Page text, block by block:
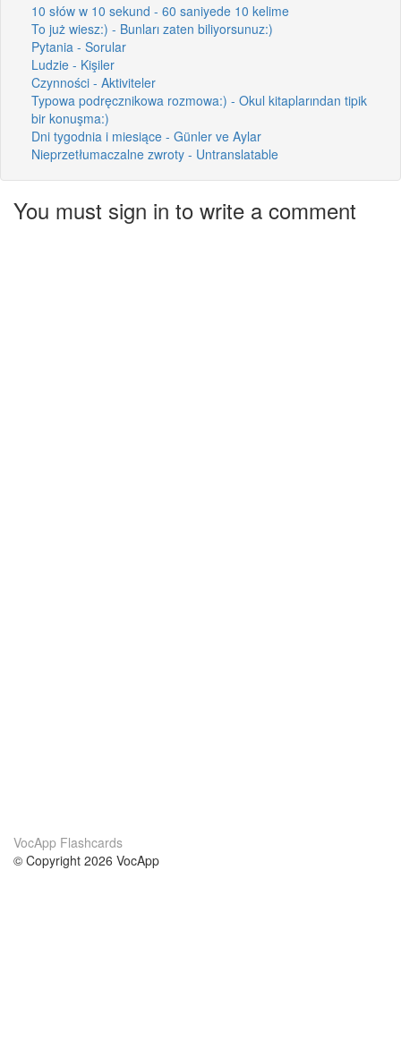
10 słów w 10 sekund - 60 saniyede 10 kelime
To już wiesz:) - Bunları zaten biliyorsunuz:)
Pytania - Sorular
Ludzie - Kişiler
Czynności - Aktiviteler
Typowa podręcznikowa rozmowa:) - Okul kitaplarından tipik
bir konuşma:)
Dni tygodnia i miesiące - Günler ve Aylar
Nieprzetłumaczalne zwroty - Untranslatable
You must sign in to write a comment
VocApp Flashcards
© Copyright 2026 VocApp